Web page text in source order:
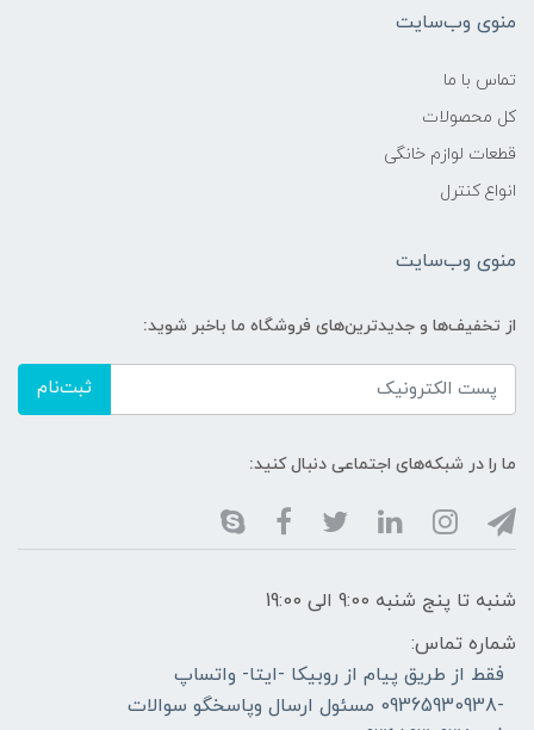
منوی وب‌سایت
تماس با ما
کل محصولات
قطعات لوازم خانگی
انواع کنترل
منوی وب‌سایت
از تخفیف‌ها و جدیدترین‌های فروشگاه ما باخبر شوید:
ثبت‌نام
ما را در شبکه‌های اجتماعی دنبال کنید:
شنبه تا پنج شنبه 9:00 الی 19:00
شماره تماس:
فقط از طریق پیام از روبیکا -ایتا- واتساپ
-09365930938 مسئول ارسال وپاسخگو سوالات